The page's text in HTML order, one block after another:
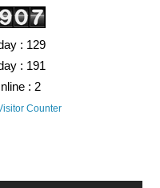
: 129
: 191
: 2
Counter